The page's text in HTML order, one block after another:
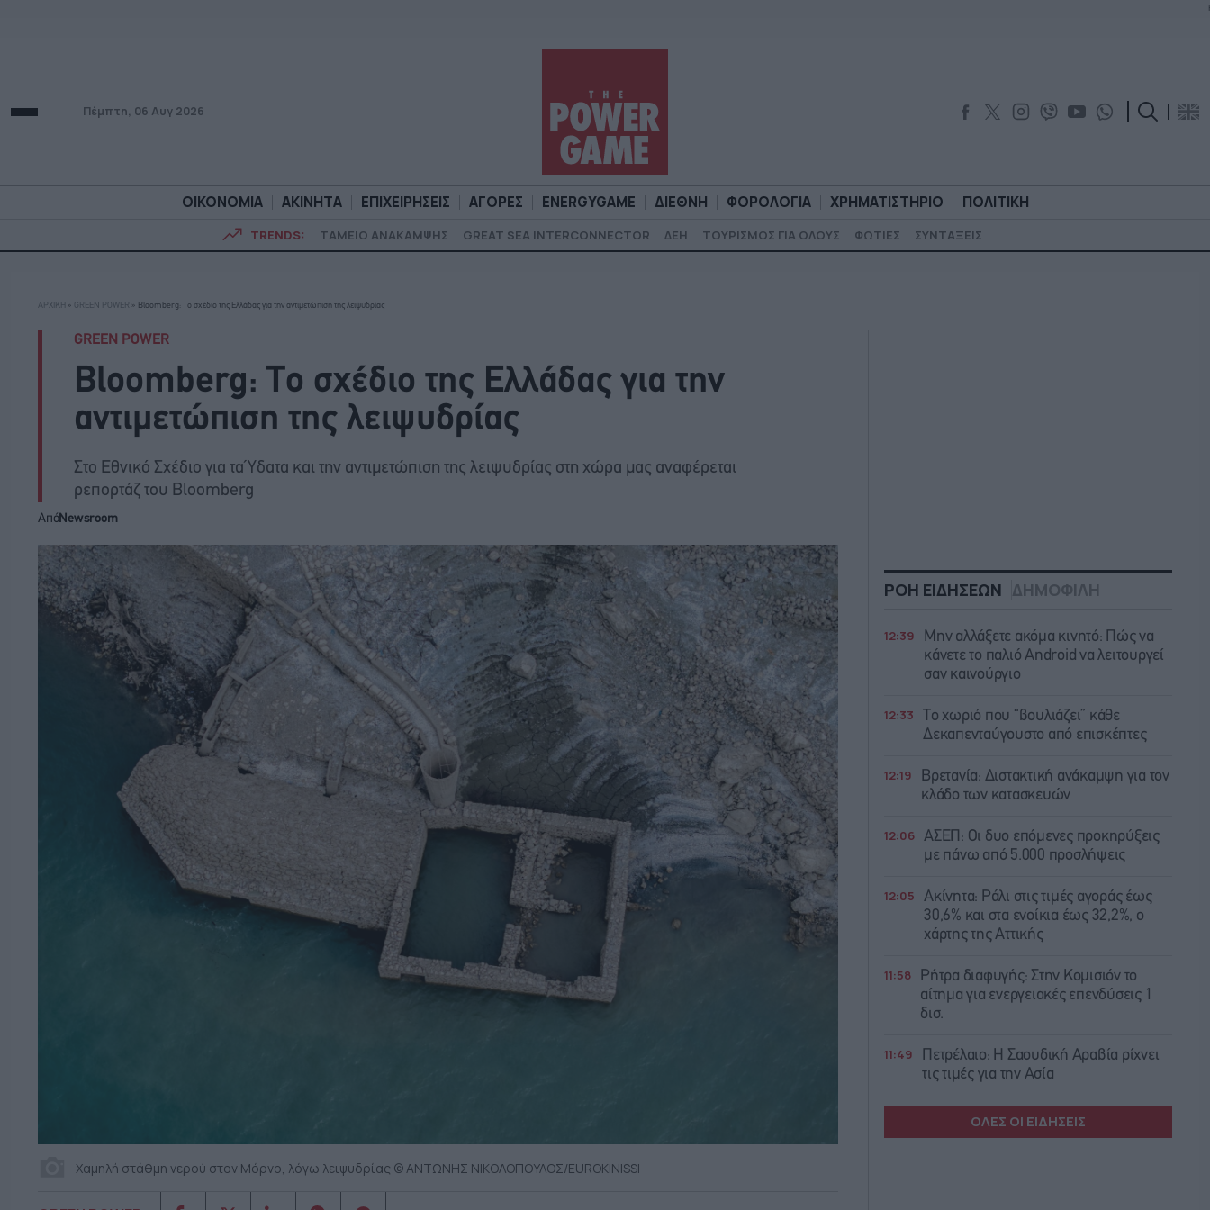
Πέμπτη, 06 Αυγ 2026
ΟΙΚΟΝΟΜΙΑ ΑΚΙΝΗΤΑ ΕΠΙΧΕΙΡΗΣΕΙΣ ΑΓΟΡΕΣ ENERGYGAME ΔΙΕΘΝΗ ΦΟΡΟΛΟΓΙΑ ΧΡΗΜΑΤΙΣΤΗΡΙΟ ΠΟΛΙΤΙΚΗ
TRENDS: ΤΑΜΕΙΟ ΑΝΑΚΑΜΨΗΣ GREAT SEA INTERCONNECTOR ΔΕΗ ΤΟΥΡΙΣΜΟΣ ΓΙΑ ΟΛΟΥΣ ΦΩΤΙΕΣ ΣΥΝΤΑΞΕΙΣ
ΟΙΚΟΝΟΜΙΑ ΑΚΙΝΗΤΑ
ΑΡΧΙΚΗ » GREEN POWER » Βloomberg: Το σχέδιο της Ελλάδας για την αντιμετώπιση της λειψυδρίας
GREEN POWER
Βloomberg: Το σχέδιο της Ελλάδας για την
αντιμετώπιση της λειψυδρίας
Στο Εθνικό Σχέδιο για τα Ύδατα και την αντιμετώπιση της λειψυδρίας στη χώρα μας αναφέρεται
ρεπορτάζ του Bloomberg
ΑπόNewsroom
Χαμηλή στάθμη νερού στον Μόρνο, λόγω λειψυδρίας © ΑΝΤΩΝΗΣ ΝΙΚΟΛΟΠΟΥΛΟΣ/EUROKINISSI
ΡΟΗ ΕΙΔΗΣΕΩΝ ΔΗΜΟΦΙΛΗ
12:39
Μην αλλάξετε ακόμα κινητό: Πώς να
κάνετε το παλιό Android να λειτουργεί
σαν καινούργιο
12:33
Το χωριό που “βουλιάζει” κάθε
Δεκαπενταύγουστο από επισκέπτες
12:19
Βρετανία: Διστακτική ανάκαμψη για τον
κλάδο των κατασκευών
12:06 ΑΣΕΠ: Οι δυο επόμενες προκηρύξεις
με πάνω από 5.000 προσλήψεις
12:05
Ακίνητα: Ράλι στις τιμές αγοράς έως
30,6% και στα ενοίκια έως 32,2%, ο
χάρτης της Αττικής
11:58
Ρήτρα διαφυγής: Στην Κομισιόν το
αίτημα για ενεργειακές επενδύσεις 1
δισ.
11:49
Πετρέλαιο: Η Σαουδική Αραβία ρίχνει
τις τιμές για την Ασία
ΟΛΕΣ ΟΙ ΕΙΔΗΣΕΙΣ